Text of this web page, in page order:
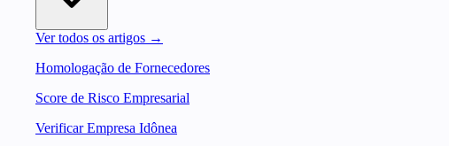
Ver todos os artigos →
Homologação de Fornecedores
Score de Risco Empresarial
Verificar Empresa Idônea